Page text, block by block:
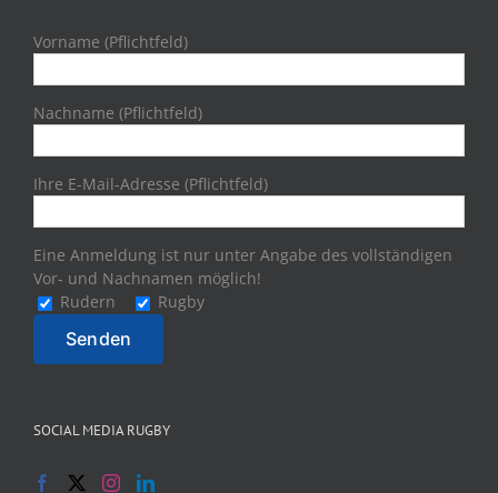
Vorname (Pflichtfeld)
Nachname (Pflichtfeld)
Ihre E-Mail-Adresse (Pflichtfeld)
Eine Anmeldung ist nur unter Angabe des vollständigen
Vor- und Nachnamen möglich!
Rudern
Rugby
SOCIAL MEDIA RUGBY